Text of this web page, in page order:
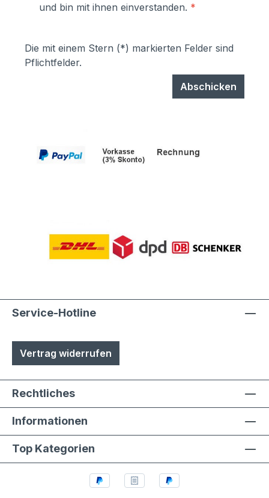
und bin mit ihnen einverstanden. *
Die mit einem Stern (*) markierten Felder sind
Pflichtfelder.
Abschicken
Service-Hotline
Vertrag widerrufen
Rechtliches
Informationen
Top Kategorien